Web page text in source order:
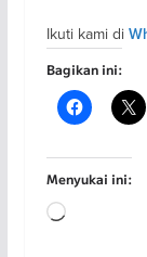
Ikuti kami di
Bagikan ini:
Menyukai ini:
Memuat...